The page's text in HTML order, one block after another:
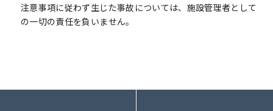
注意事項に従わず生じた事故については、施設管理者として
の一切の責任を負いません。